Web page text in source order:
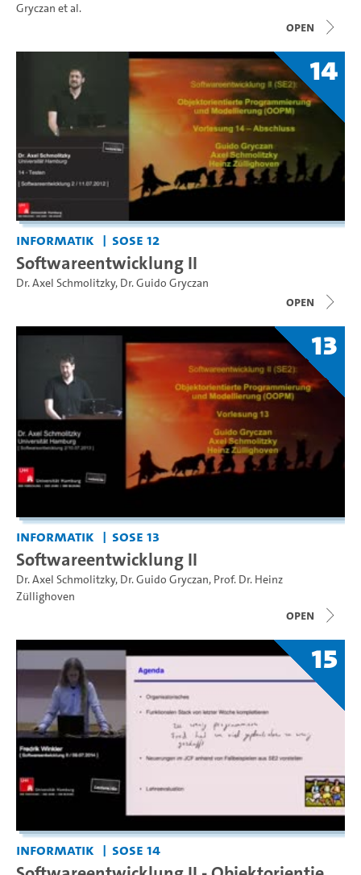
Gryczan et al.
open
14
Informatik SoSe 12
Softwareentwicklung II
Dr. Axel Schmolitzky, Dr. Guido Gryczan
open
13
Informatik SoSe 13
Softwareentwicklung II
Dr. Axel Schmolitzky, Dr. Guido Gryczan, Prof. Dr. Heinz
Züllighoven
open
15
Informatik SoSe 14